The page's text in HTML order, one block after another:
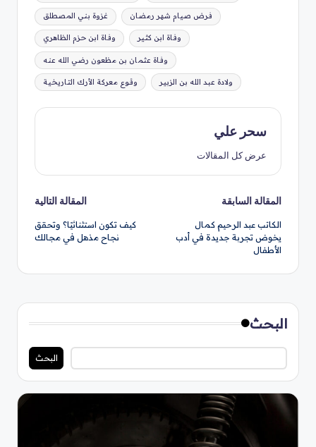
غزوة بني المصطلق فرض صيام شهر رمضان
وفاة ابن حزم الظاهري وفاة ابن كثير
وفاة عثمان بن مظعون رضي الله عنه
وقوع معركة الأرك التاريخية ولادة عبد الله بن الزبير
سحر علي
عرض كل المقالات
تصفّح
المقالات
المقالة السابقة
الكاتب عبد الرحيم كمال
يخوض تجربة جديدة في أدب
الأطفال
المقالة التالية
كيف تكون استثنائيًا؟ وتحقق
نجاح مذهل في مجالك
البحث
البحث